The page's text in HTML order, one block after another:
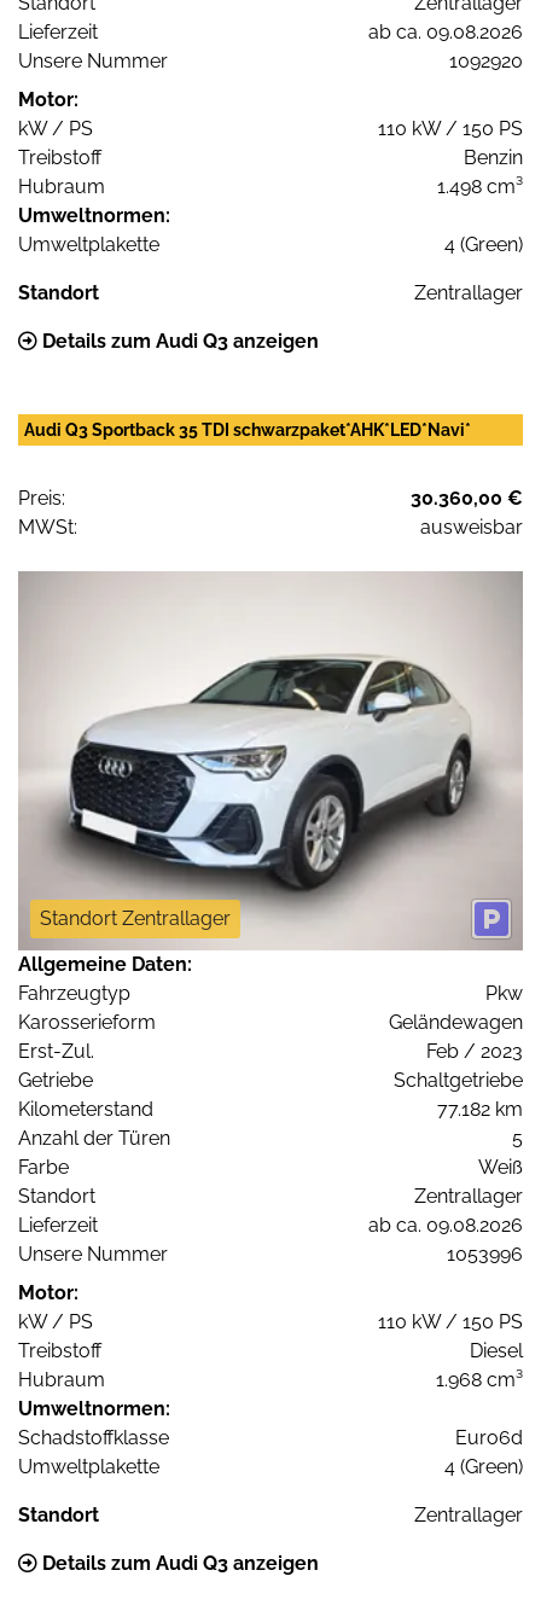
Lieferzeit
ab ca. 09.08.2026
Unsere Nummer
1092920
Motor:
kW / PS
110 kW / 150 PS
Treibstoff
Benzin
Hubraum
1.498 cm³
Umweltnormen:
Umweltplakette
4 (Green)
Standort Zentrallager
Details zum Audi Q3 anzeigen
Audi Q3 Sportback 35 TDI schwarzpaket*AHK*LED*Navi*
Preis:
30.360,00 €
MWSt:
ausweisbar
Standort Zentrallager
Allgemeine Daten:
Fahrzeugtyp
Pkw
Karosserieform
Geländewagen
Erst-Zul.
Feb / 2023
Getriebe
Schaltgetriebe
Kilometerstand
77.182 km
Anzahl der Türen
5
Farbe
Weiß
Standort
Zentrallager
Lieferzeit
ab ca. 09.08.2026
Unsere Nummer
1053996
Motor:
kW / PS
110 kW / 150 PS
Treibstoff
Diesel
Hubraum
1.968 cm³
Umweltnormen:
Schadstoffklasse
Euro6d
Umweltplakette
4 (Green)
Standort Zentrallager
Details zum Audi Q3 anzeigen